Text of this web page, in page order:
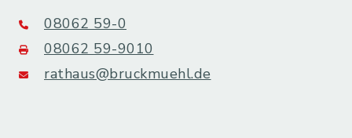
08062 59-0
08062 59-9010
rathaus@bruckmuehl.de